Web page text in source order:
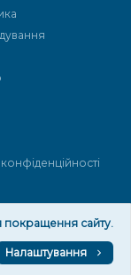
покращення сайту.
Налаштування